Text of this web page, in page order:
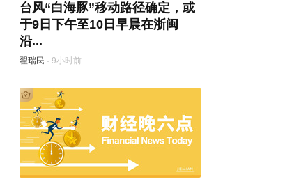
台风“白海豚”移动路径确定，或
于9日下午至10日早晨在浙闽
沿...
翟瑞民 · 9小时前